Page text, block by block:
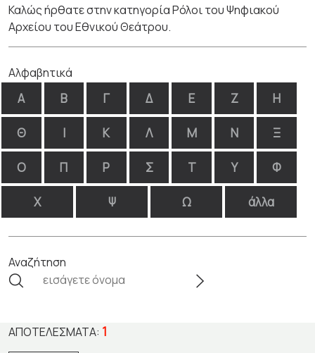
Καλώς ήρθατε στην κατηγορία Ρόλοι του Ψηφιακού
Αρχείου του Εθνικού Θεάτρου.
Αλφαβητικά
Α Β Γ Δ Ε Ζ Η
Θ Ι Κ Λ Μ Ν Ξ
Ο Π Ρ Σ Τ Υ Φ
Χ Ψ Ω άλλα
Αναζήτηση
ΑΠΟΤΕΛΈΣΜΑΤΑ: 1